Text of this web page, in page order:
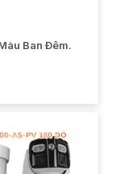
Ban Ðêm.